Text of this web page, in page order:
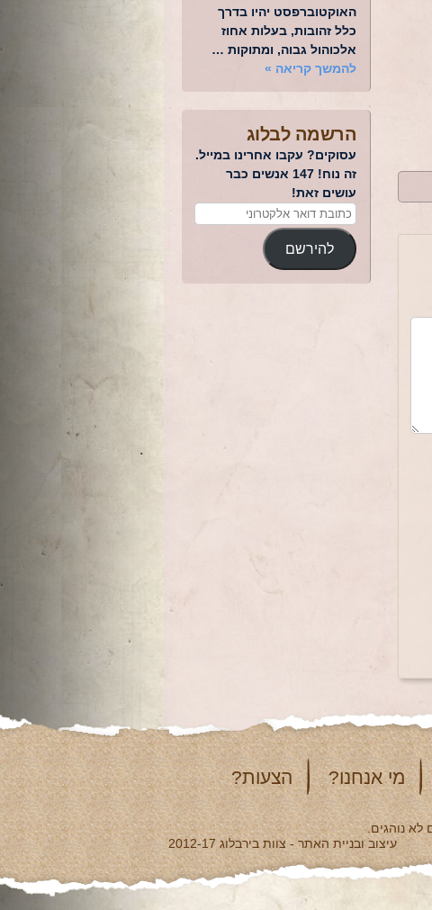
האוקטוברפסט יהיו בדרך
כלל זהובות, בעלות אחוז
אלכוהול גבוה, ומתוקות …
להמשך קריאה »
הרשמה לבלוג
עסוקים? עקבו אחרינו במייל.
זה נוח! 147 אנשים כבר
עושים זאת!
להירשם
מי אנחנו? הצעות?
לא נוהגים.
עיצוב ובניית האתר - צוות בירבלוג 2012-17